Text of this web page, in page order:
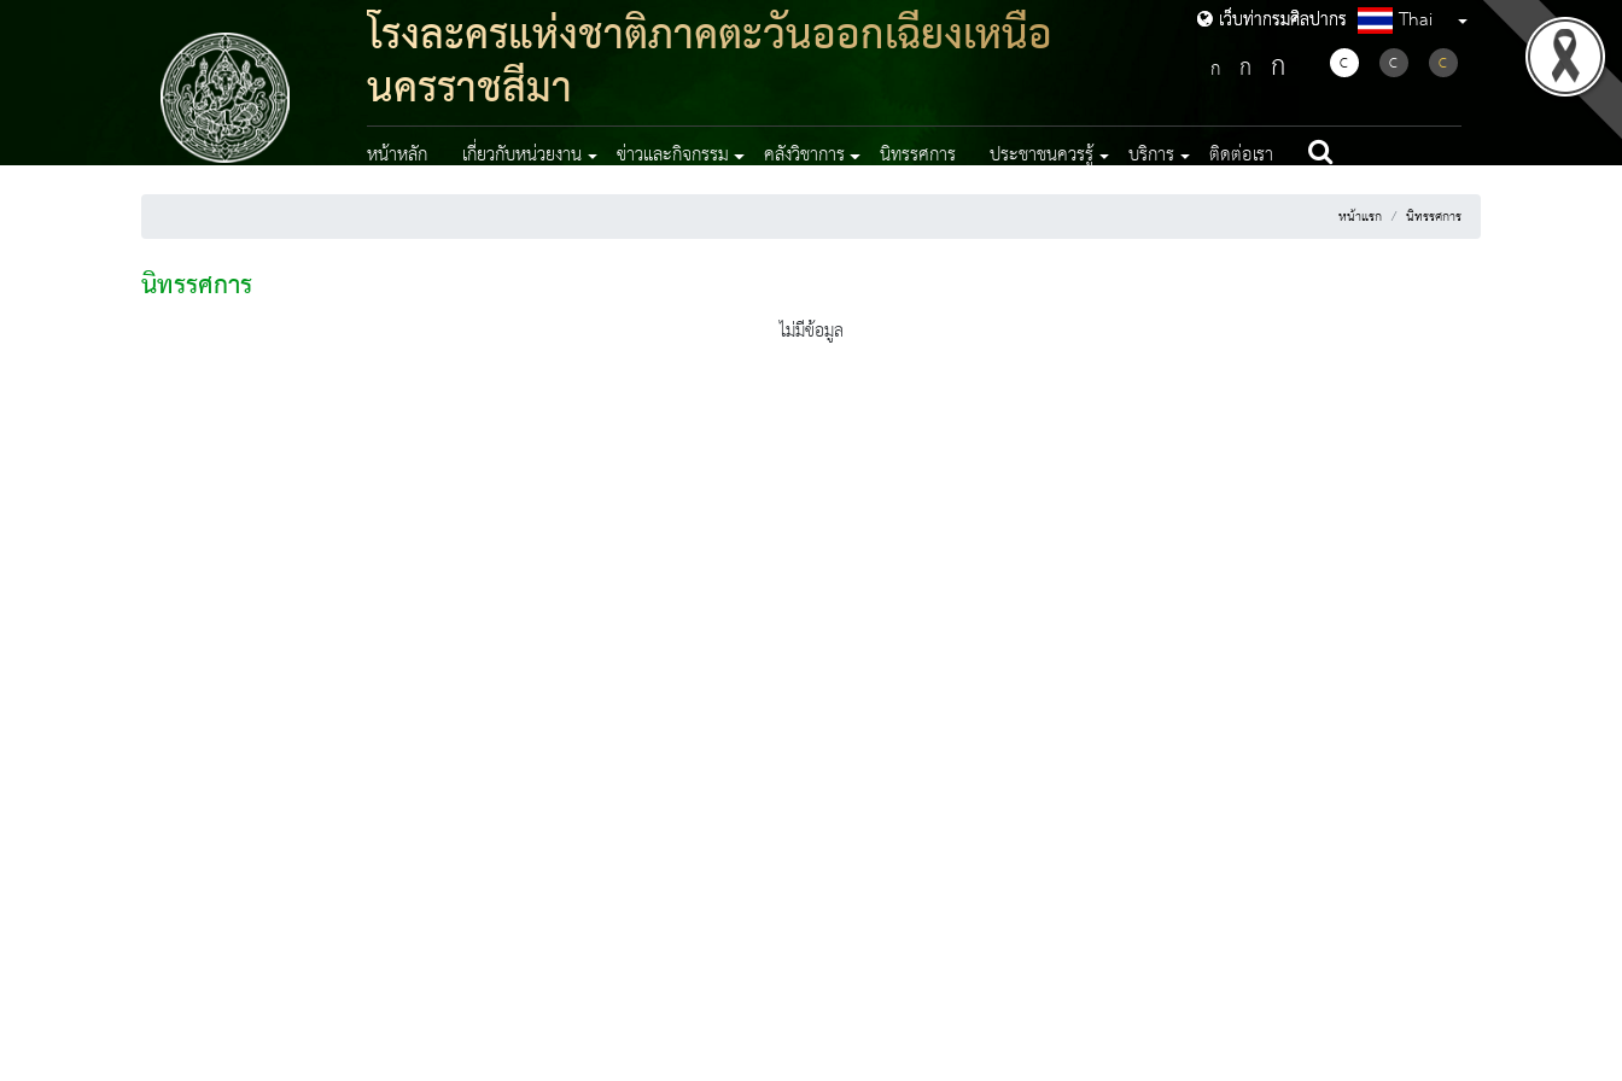
เว็บท่ากรมศิลปากร
โรงละครแห่งชาติภาคตะวันออกเฉียงเหนือ
นครราชสีมา
เว็บท่ากรมศิลปากร Thai
ก ก ก C C C
หน้าหลัก เกี่ยวกับหน่วยงาน ข่าวและกิจกรรม คลังวิชาการ นิทรรศการ ประชาชนควรรู้ บริการ ติดต่อเรา
หน้าแรก นิทรรศการ
นิทรรศการ
ไม่มีข้อมูล